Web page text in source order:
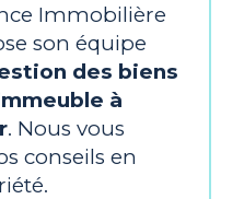
Immobilière
son équipe
des biens
à
. Nous vous
conseils en